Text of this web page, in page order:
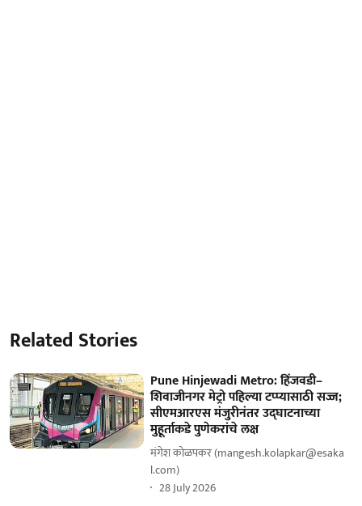
Related Stories
Pune Hinjewadi Metro: हिंजवडी–
शिवाजीनगर मेट्रो पहिल्या टप्प्यासाठी सज्ज;
सीएमआरएस मंजुरीनंतर उद्‌घाटनाच्या
मुहूर्ताकडे पुणेकरांचे लक्ष
मंगेश कोळपकर (mangesh.kolapkar@esaka
l.com)
28 July 2026